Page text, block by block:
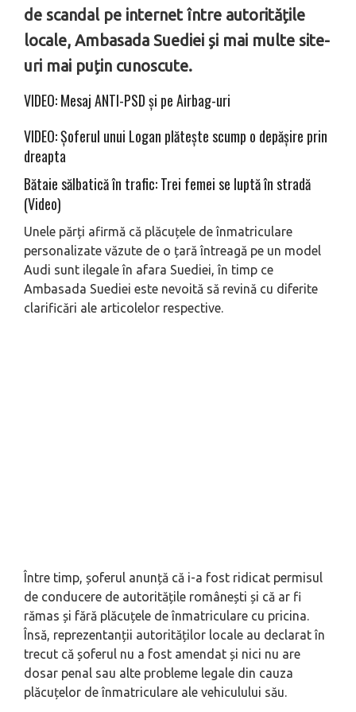
de scandal pe internet între autoritățile
locale, Ambasada Suediei și mai multe site-
uri mai puțin cunoscute.
VIDEO: Mesaj ANTI-PSD și pe Airbag-uri
VIDEO: Șoferul unui Logan plătește scump o depășire prin
dreapta
Bătaie sălbatică în trafic: Trei femei se luptă în stradă
(Video)
Unele părți afirmă că plăcuțele de înmatriculare
personalizate văzute de o țară întreagă pe un model
Audi sunt ilegale în afara Suediei, în timp ce
Ambasada Suediei este nevoită să revină cu diferite
clarificări ale articolelor respective.
Între timp, șoferul anunță că i-a fost ridicat permisul
de conducere de autoritățile românești și că ar fi
rămas și fără plăcuțele de înmatriculare cu pricina.
Însă, reprezentanții autorităților locale au declarat în
trecut că șoferul nu a fost amendat și nici nu are
dosar penal sau alte probleme legale din cauza
plăcuțelor de înmatriculare ale vehiculului său.